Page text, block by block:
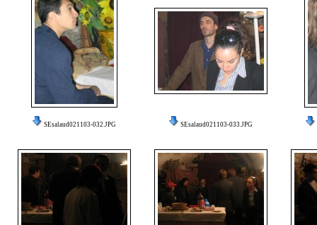
SEsalaud021103-032.JPG SEsalaud021103-033.JPG